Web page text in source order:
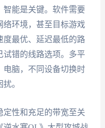
智能是关键。软件需要
络环境，甚至目标游戏
度最优、延迟最低的路
试错的线路选项。多平
电脑，不同设备切换时
。
定性和充足的带宽至关